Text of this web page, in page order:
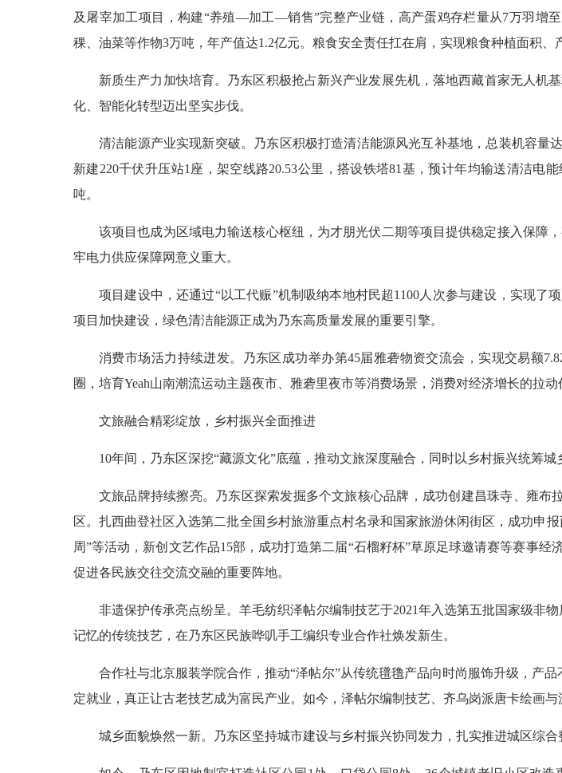
及屠宰加工项目，构建“养殖—加工—销售”完整产业链，高产蛋鸡存栏量从7万羽增
稞、油菜等作物3万吨，年产值达1.2亿元。粮食安全责任扛在肩，实现粮食种植面积、
新质生产力加快培育。乃东区积极抢占新兴产业发展先机，落地西藏首家无人
化、智能化转型迈出坚实步伐。
清洁能源产业实现新突破。乃东区积极打造清洁能源风光互补基地，总装机容量
新建220千伏升压站1座，架空线路20.53公里，搭设铁塔81基，预计年均输送清洁电
吨。
该项目也成为区域电力输送核心枢纽，为才朋光伏二期等项目提供稳定接入保障
牢电力供应保障网意义重大。
项目建设中，还通过“以工代赈”机制吸纳本地村民超1100人次参与建设，实现
项目加快建设，绿色清洁能源正成为乃东高质量发展的重要引擎。
消费市场活力持续迸发。乃东区成功举办第45届雅砻物资交流会，实现交易额
圈，培育Yeah山南潮流运动主题夜市、雅砻里夜市等消费场景，消费对经济增长的拉动
文旅融合精彩绽放，乡村振兴全面推进
10年间，乃东区深挖“藏源文化”底蕴，推动文旅深度融合，同时以乡村振兴统筹城
文旅品牌持续擦亮。乃东区探索发掘多个文旅核心品牌，成功创建昌珠寺、雍
区。扎西曲登社区入选第二批全国乡村旅游重点村名录和国家旅游休闲街区，成功申
周”等活动，新创文艺作品15部，成功打造第二届“石榴籽杯”草原足球邀请赛等赛事
促进各民族交往交流交融的重要阵地。
非遗保护传承亮点纷呈。羊毛纺织泽帖尔编制技艺于2021年入选第五批国家级非
记忆的传统技艺，在乃东区民族哗叽手工编织专业合作社焕发新生。
合作社与北京服装学院合作，推动“泽帖尔”从传统氆氇产品向时尚服饰升级，产
定就业，真正让古老技艺成为富民产业。如今，泽帖尔编制技艺、齐乌岗派唐卡绘画
城乡面貌焕然一新。乃东区坚持城市建设与乡村振兴协同发力，扎实推进城区综合